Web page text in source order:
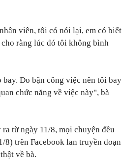
viên, tôi có nói lại, em có biết
rằng lúc đó tôi không bình
Do bận công việc nên tôi bay
chức năng về việc này", bà
từ ngày 11/8, mọi chuyện đều
8) trên Facebook lan truyền đoạn
về bà.